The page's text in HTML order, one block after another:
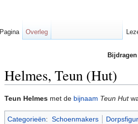
Helmes, Teun (Hut)
Teun Helmes met de bijnaam Teun Hut
Categorieën: Schoenmakers
Pagina Overleg